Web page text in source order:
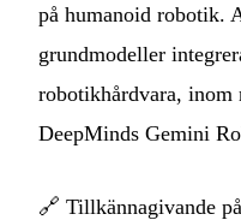
på humanoid robotik.
grundmodeller
robotikhårdvara, inom
DeepMinds Gemini
🔗 Tillkännagivande